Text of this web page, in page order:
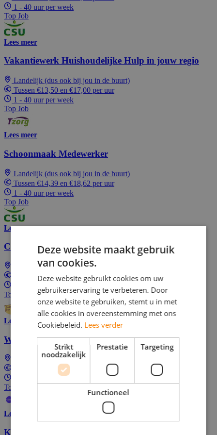
1 - 40 uur per week
Top Job
Lees meer
Vakantiewerk Huishoudelijke Hulp in jouw regio
Landelijk (dus ook bij jou in de buurt)
Tussen €13,50 en €17,00 per uur
1 - 40 uur per week
Top Job
Lees meer
Schoonmaak Medewerker
Landelijk (dus ook bij jou in de buurt)
Tussen €14,39 en €18,62 per uur
1 - 40 uur per week
Top Job
Lees meer
Callcenter medewerker bij Butternut Box
Landelijk (dus ook bij jou in de buurt)
€17,91 per uur
1 - 40 uur per week
Top Job
Lees meer
Wordt Hiker (auto's vervoeren) bij Easy Way!
Landelijk (dus ook bij jou in de buurt)
Tussen €11,62 en €16,24 per uur
1 - 40 uur per week
Top Job
Lees meer
Kom werken in de Hotel sector bij
Deze website maakt gebruik
van cookies.
Deze website gebruikt cookies om uw
gebruikerservaring te verbeteren. Door
onze website te gebruiken, stemt u in met
alle cookies in overeenstemming met ons
Cookiebeleid. Lees verder
Strikt
noodzakelijk
Prestatie Targeting
Functioneel